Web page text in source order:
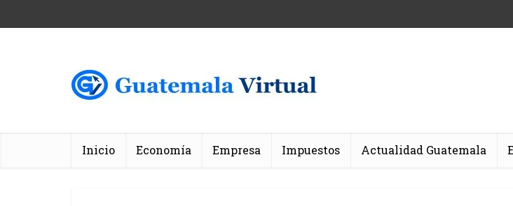
Inicio Economía Empresa Impuestos Actualidad Guatemala